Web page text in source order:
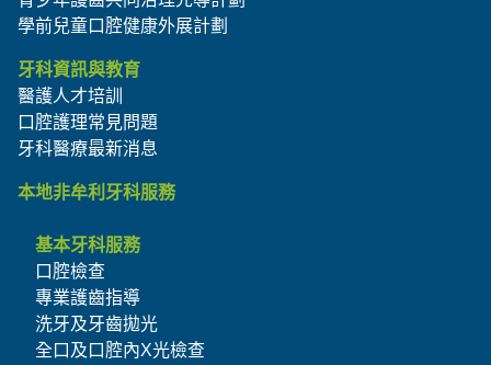
學前兒童口腔健康外展計劃
牙科資訊與教育
醫護人才培訓
口腔護理常見問題
牙科醫療最新消息
本地非牟利牙科服務
基本牙科服務
口腔檢查
專業護齒指導
洗牙及牙齒拋光
全口及口腔內X光檢查